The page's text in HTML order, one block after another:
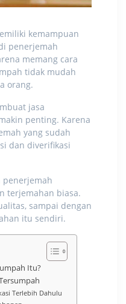
kemampuan
penerjemah
memang cara
tidak mudah
orang.
jasa
penting. Karena
yang sudah
dan diverifikasi
terjemahan biasa.
sampai dengan
itu sendiri.
Itu?
Terlebih Dahulu